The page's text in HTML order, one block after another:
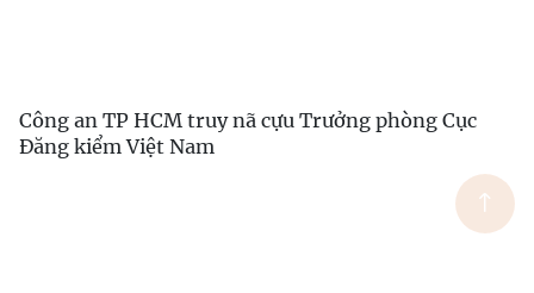
Công an TP HCM truy nã cựu Trưởng phòng Cục
Đăng kiểm Việt Nam